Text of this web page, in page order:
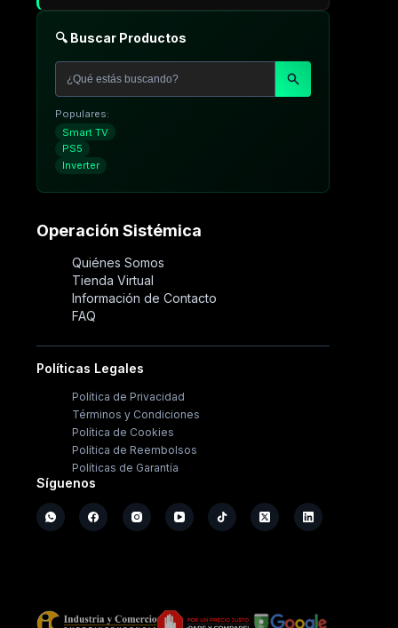
🔍 Buscar Productos
Populares:
Smart TV
PS5
Inverter
Operación Sistémica
Quiénes Somos
Tienda Virtual
Información de Contacto
FAQ
Políticas Legales
Política de Privacidad
Términos y Condiciones
Política de Cookies
Política de Reembolsos
Políticas de Garantía
Síguenos